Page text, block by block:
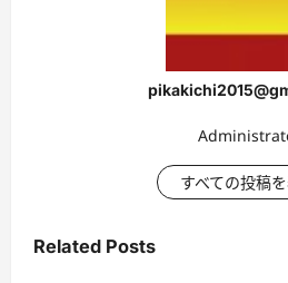
すべての投稿
Related Posts